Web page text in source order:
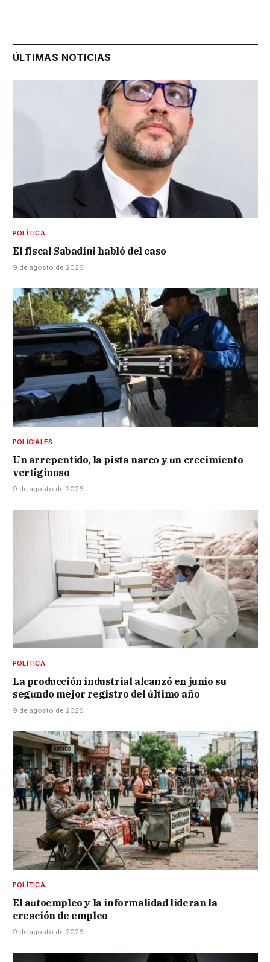
ÚLTIMAS NOTICIAS
POLÍTICA
El fiscal Sabadini habló del caso
9 de agosto de 2026
POLICIALES
Un arrepentido, la pista narco y un crecimiento
vertiginoso
9 de agosto de 2026
POLÍTICA
La producción industrial alcanzó en junio su
segundo mejor registro del último año
9 de agosto de 2026
POLÍTICA
El autoempleo y la informalidad lideran la
creación de empleo
9 de agosto de 2026